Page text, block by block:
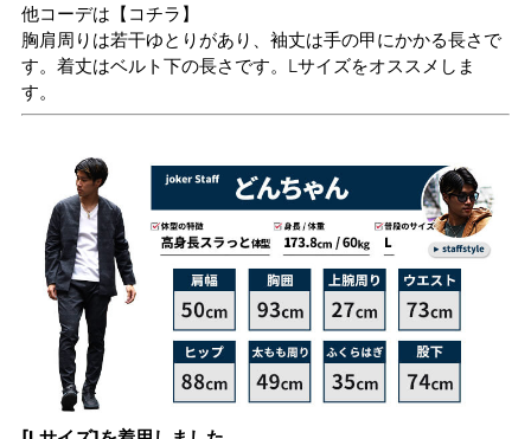
他コーデは 【コチラ】
胸肩周りは若干ゆとりがあり、袖丈は手の甲にかかる長さで
す。着丈はベルト下の長さです。Lサイズをオススメしま
す。